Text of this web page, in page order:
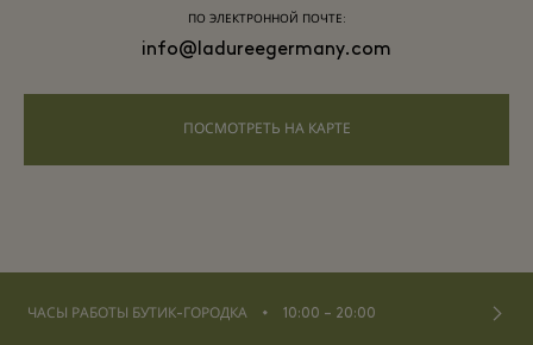
ПО ЭЛЕКТРОННОЙ ПОЧТЕ:
info@ladureegermany.com
ПОСМОТРЕТЬ НА КАРТЕ
ЧАСЫ РАБОТЫ БУТИК-ГОРОДКА ⬩ 10:00 – 20:00